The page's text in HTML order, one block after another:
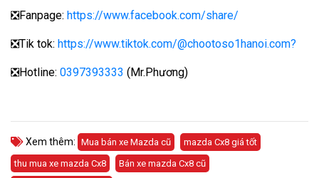
❎Fanpage: https://www.facebook.com/share/
❎Tik tok: https://www.tiktok.com/@chootoso1hanoi.com?
❎Hotline: 0397393333 (Mr.Phương)
Xem thêm: Mua bán xe Mazda cũ
mazda Cx8 giá tốt
thu mua xe mazda Cx8
Bán xe mazda Cx8 cũ